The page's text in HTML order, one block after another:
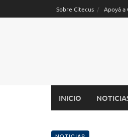
Sobre Citecus Apoyá a
INICIO